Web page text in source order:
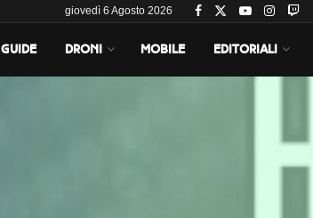
giovedì 6 Agosto 2026
GUIDE DRONI MOBILE EDITORIALI